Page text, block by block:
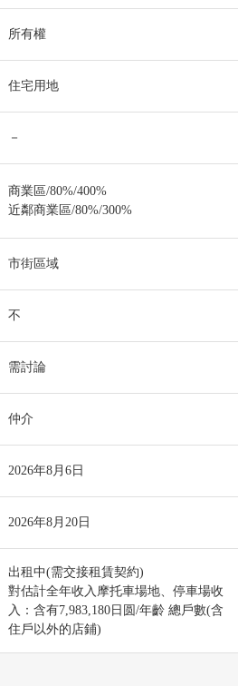
所有權
住宅用地
－
商業區/80%/400%
近鄰商業區/80%/300%
市街區域
不
需討論
仲介
2026年8月6日
2026年8月20日
出租中(需交接租賃契約)
對估計全年收入摩托車場地、停車場收
入：含有7,983,180日圆/年齡 總戶數(含
住戶以外的店鋪)